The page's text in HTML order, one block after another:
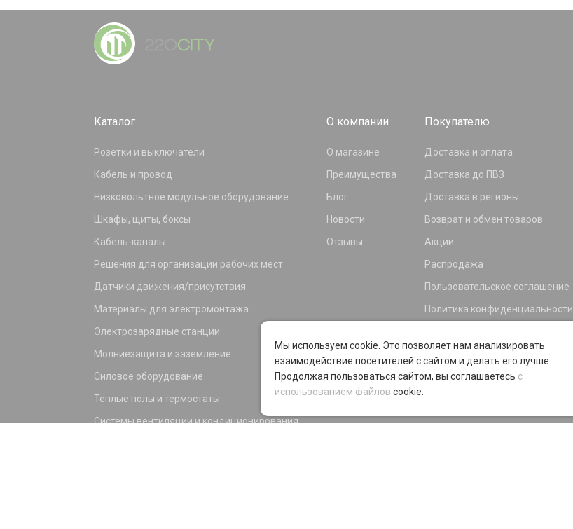
Каталог
Розетки и выключатели
Кабель и провод
Низковольтное модульное оборудование
Шкафы, щиты, боксы
Кабель-каналы
Решения для организации рабочих мест
Датчики движения/присутствия
Материалы для электромонтажа
Электрозарядные станции
Молниезащита и заземление
Силовое оборудование
Теплые полы и термостаты
Системы вентиляции и кондиционирования
О компании
О магазине
Преимущества
Блог
Новости
Отзывы
Покупателю
Доставка и оплата
Доставка до ПВЗ
Доставка в регионы
Возврат и обмен товаров
Акции
Распродажа
Пользовательское соглашение
Политика конфиденциальности
Программа лояльности
Мы используем cookie. Это позволяет нам анализировать
взаимодействие посетителей с сайтом и делать его лучше.
Продолжая пользоваться сайтом, вы соглашаетесь с
использованием файлов cookie.